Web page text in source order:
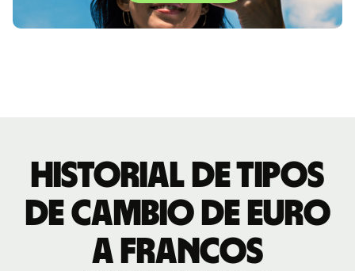
Historial de tipos
de cambio de euro
a francos